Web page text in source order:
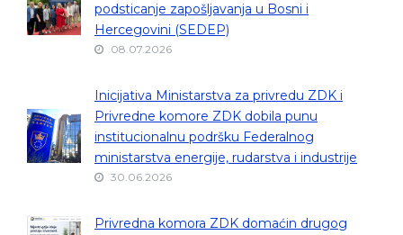
podsticanje zapošljavanja u Bosni i
Hercegovini (SEDEP)
08.07.2026
Inicijativa Ministarstva za privredu ZDK i
Privredne komore ZDK dobila punu
institucionalnu podršku Federalnog
ministarstva energije, rudarstva i industrije
30.06.2026
Privredna komora ZDK domaćin drugog